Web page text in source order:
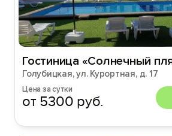
Гостиница «Солнечный
Голубицкая, ул. Курортная, д. 17
Цена за сутки
от 5300 руб.